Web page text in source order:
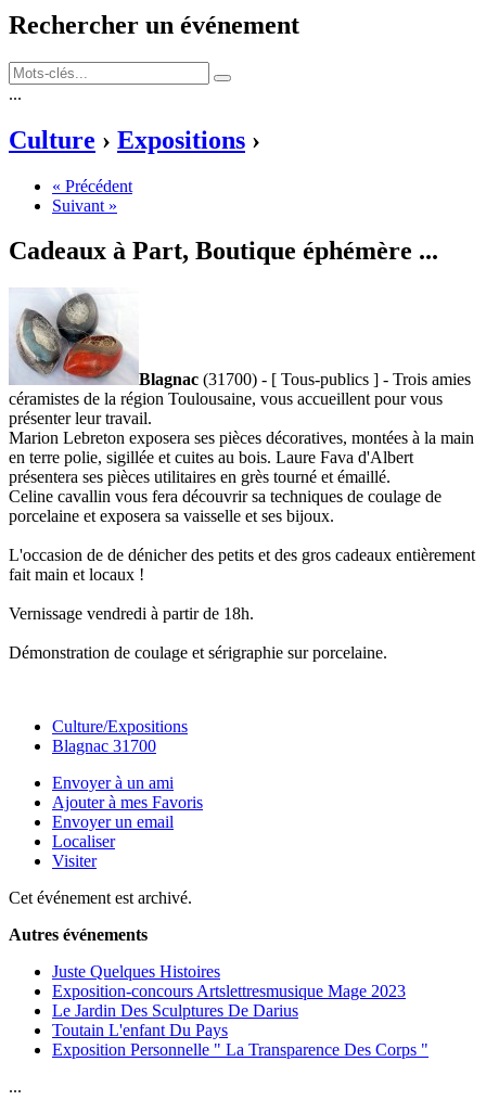
Rechercher un événement
...
Culture › Expositions ›
« Précédent
Suivant »
Cadeaux à Part, Boutique éphémère ...
Blagnac (31700) - [ Tous-publics ] - Trois amies
céramistes de la région Toulousaine, vous accueillent pour vous
présenter leur travail.
Marion Lebreton exposera ses pièces décoratives, montées à la main
en terre polie, sigillée et cuites au bois. Laure Fava d'Albert
présentera ses pièces utilitaires en grès tourné et émaillé.
Celine cavallin vous fera découvrir sa techniques de coulage de
porcelaine et exposera sa vaisselle et ses bijoux.
L'occasion de de dénicher des petits et des gros cadeaux entièrement
fait main et locaux !
Vernissage vendredi à partir de 18h.
Démonstration de coulage et sérigraphie sur porcelaine.
Culture/Expositions
Blagnac 31700
Envoyer à un ami
Ajouter à mes Favoris
Envoyer un email
Localiser
Visiter
Cet événement est archivé.
Autres événements
Juste Quelques Histoires
Exposition-concours Artslettresmusique Mage 2023
Le Jardin Des Sculptures De Darius
Toutain L'enfant Du Pays
Exposition Personnelle " La Transparence Des Corps "
...